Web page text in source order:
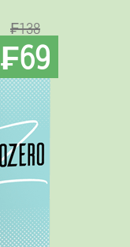
₣138
₣69